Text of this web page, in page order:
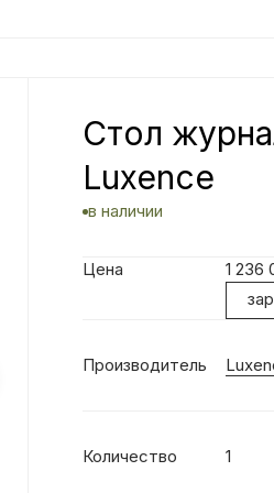
Стол
Luxence
в наличии
Цена 1 236
Производитель
Количество 1